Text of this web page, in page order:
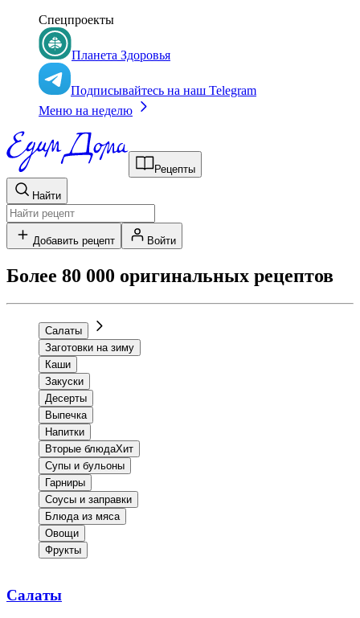
Спецпроекты
Планета Здоровья
Подписывайтесь на наш Telegram
Меню на неделю
Рецепты
Найти
Добавить рецепт Войти
Более 80 000 оригинальных рецептов
Салаты
Заготовки на зиму
Каши
Закуски
Десерты
Выпечка
Напитки
Вторые блюдаХит
Супы и бульоны
Гарниры
Соусы и заправки
Блюда из мяса
Овощи
Фрукты
Салаты